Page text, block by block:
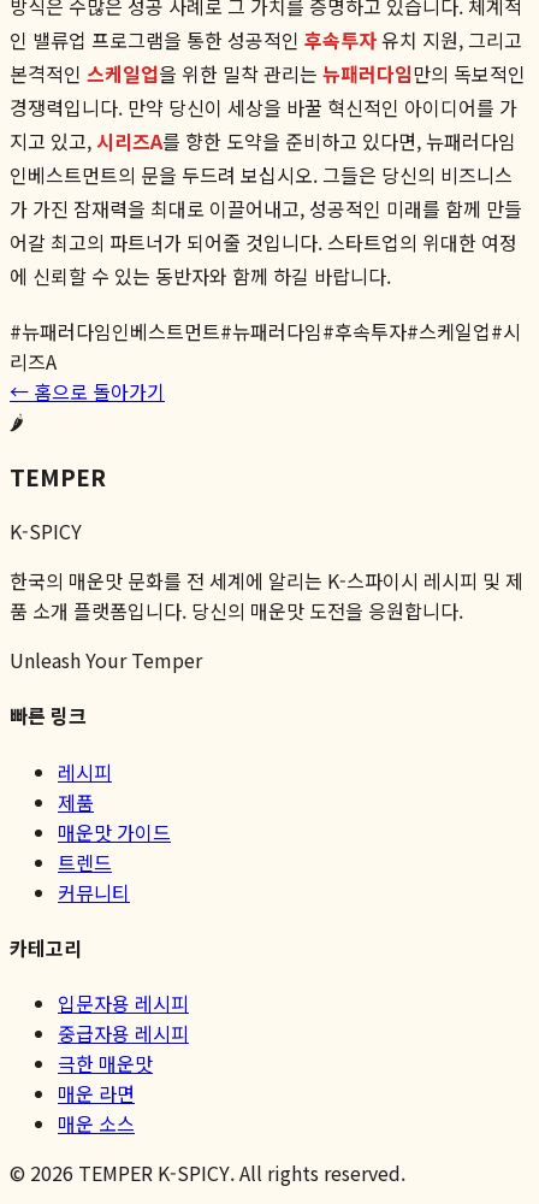
인 밸류업 프로그램을 통한 성공적인 후속투자유치 지원, 그리고
본격적인 스케일업을 위한 밀착 관리는 뉴패러다임만의 독보적인
경쟁력입니다. 만약 당신이 세상을 바꿀 혁신적인 아이디어를 가
지고 있고,시리즈A를 향한 도약을 준비하고 있다면, 뉴패러다임
인베스트먼트의 문을 두드려 보십시오. 그들은 당신의 비즈니스
가 가진 잠재력을 최대로 이끌어내고, 성공적인 미래를 함께 만들
어갈 최고의 파트너가 되어줄 것입니다. 스타트업의 위대한 여정
에 신뢰할 수 있는 동반자와 함께 하길 바랍니다.
#뉴패러다임인베스트먼트#뉴패러다임#후속투자#스케일업#시
리즈A
← 홈으로 돌아가기
🌶️
TEMPER
K-SPICY
한국의 매운맛 문화를 전 세계에 알리는 K-스파이시 레시피 및 제
품 소개 플랫폼입니다. 당신의 매운맛 도전을 응원합니다.
Unleash Your Temper
빠른 링크
레시피
제품
매운맛 가이드
트렌드
커뮤니티
카테고리
입문자용 레시피
중급자용 레시피
극한 매운맛
매운 라면
매운 소스
© 2026 TEMPER K-SPICY. All rights reserved.